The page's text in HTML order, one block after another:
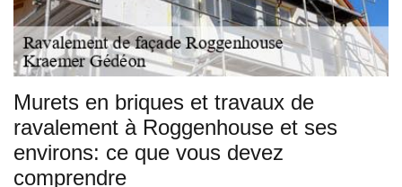
Murets en briques et travaux de
ravalement à Roggenhouse et ses
environs: ce que vous devez
comprendre